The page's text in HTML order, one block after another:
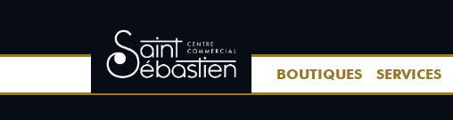
BOUTIQUES SERVICES